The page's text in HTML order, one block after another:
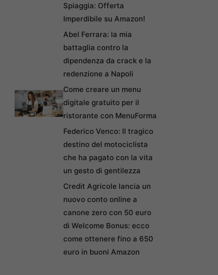
Spiaggia: Offerta
Imperdibile su Amazon!
Abel Ferrara: la mia
battaglia contro la
dipendenza da crack e la
redenzione a Napoli
Come creare un menu
digitale gratuito per il
ristorante con MenuForma
Federico Venco: Il tragico
destino del motociclista
che ha pagato con la vita
un gesto di gentilezza
Credit Agricole lancia un
nuovo conto online a
canone zero con 50 euro
di Welcome Bonus: ecco
come ottenere fino a 650
euro in buoni Amazon